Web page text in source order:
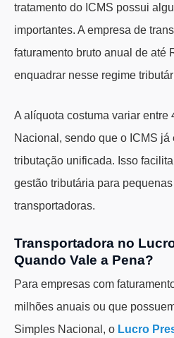
tratamento do ICMS possui
importantes. A empresa de
faturamento bruto anual de até
enquadrar nesse regime
A alíquota costuma variar entre
Nacional, sendo que o ICMS
tributação unificada. Isso
gestão tributária para
transportadoras.
Transportadora no
Quando Vale a Pena?
Para empresas com
milhões anuais ou que
Simples Nacional, o Lucro